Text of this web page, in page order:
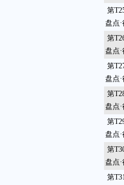
第
盘点
第
盘点
第
盘点
第
盘点
第
盘点
第
盘点
第